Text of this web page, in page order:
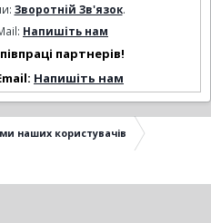
Зворотній Зв'язок.
Напишіть нам
партнерів!
Напишіть нам
наших користувачів